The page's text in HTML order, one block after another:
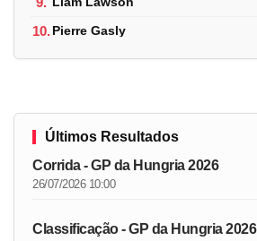
10.Pierre Gasly
Últimos Resultados
Corrida - GP da Hungria 2026
26/07/2026 10:00
Classificação - GP da Hungria 2026